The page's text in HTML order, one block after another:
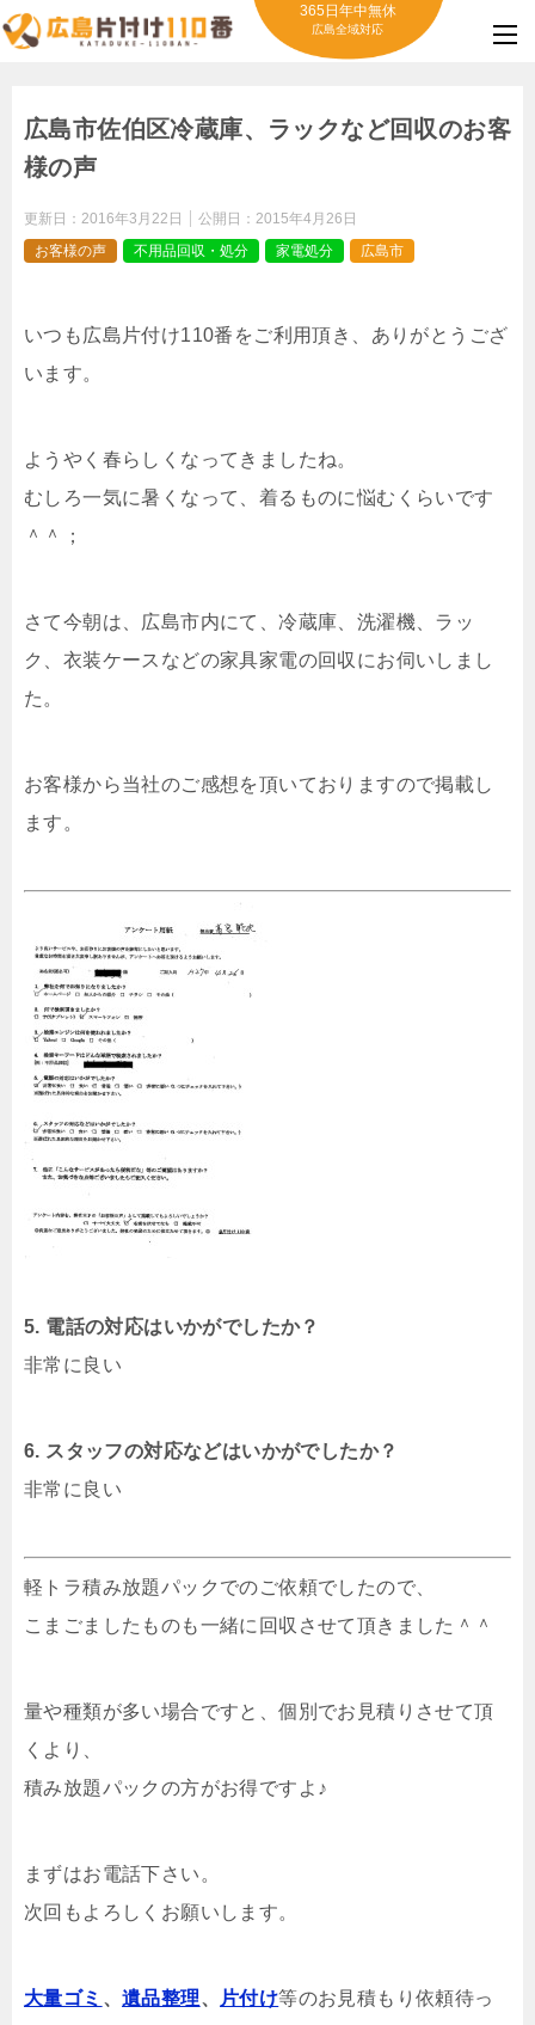
365日年中無休
広島全域対応
広島市佐伯区冷蔵庫、ラックなど回収のお客
様の声
更新日： 2016年3月22日 公開日： 2015年4月26日
お客様の声
不用品回収・処分 家電処分 広島市
いつも広島片付け110番をご利用頂き、ありがとうござ
います。
ようやく春らしくなってきましたね。
むしろ一気に暑くなって、着るものに悩むくらいです
＾＾；
さて今朝は、広島市内にて、冷蔵庫、洗濯機、ラッ
ク、衣装ケースなどの家具家電の回収にお伺いしまし
た。
お客様から当社のご感想を頂いておりますので掲載し
ます。
5. 電話の対応はいかがでしたか？
非常に良い
6. スタッフの対応などはいかがでしたか？
非常に良い
軽トラ積み放題パックでのご依頼でしたので、
こまごましたものも一緒に回収させて頂きました＾＾
量や種類が多い場合ですと、個別でお見積りさせて頂
くより、
積み放題パックの方がお得ですよ♪
まずはお電話下さい。
次回もよろしくお願いします。
大量ゴミ 、遺品整理、 片付け等のお見積もり依頼待っ